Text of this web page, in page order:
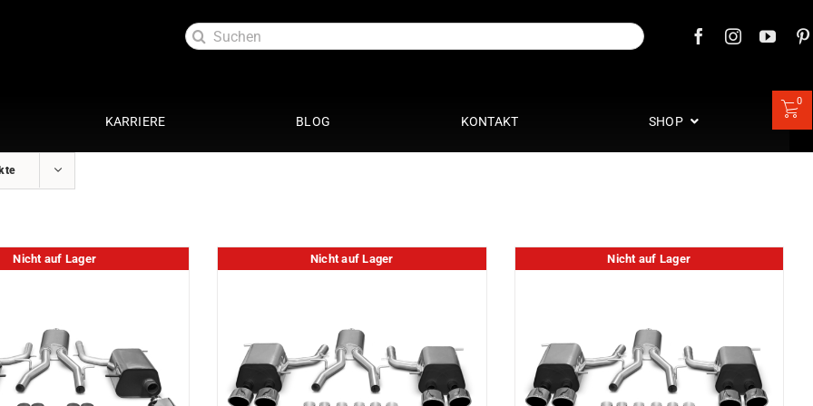
Suche
nach:
Getriebeoptimierung
Elektrik
Getriebespülung
Lackaufbereitung
KARRIERE BLOG KONTAKT SHOP
0
Nicht auf Lager Nicht auf Lager Nicht auf Lager